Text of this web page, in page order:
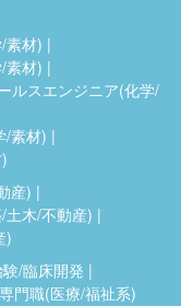
素材)
素材)
ルスエンジニア(化学/
/素材)
産)
土木/不動産)
)
/臨床開発
門職(医療/福祉系)